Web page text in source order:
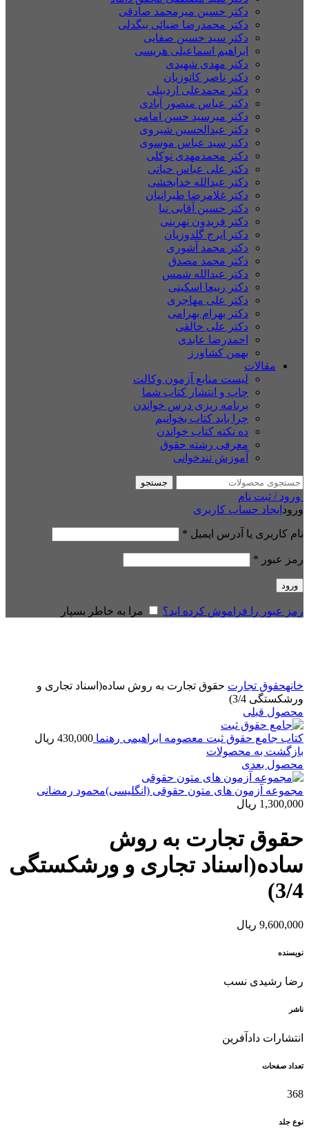
دکتر حسین میرمحمد صادقی
دکتر محمدرضا ضیائی بیگدلی
دکتر سید حسین صفایی
ابراهیم اسماعیلی هریسی
دکتر مهدی شهیدی
دکتر ناصر کاتوزیان
دکتر محمدعلی اردبیلی
دکتر عباس منصور آبادی
دکتر میرسید حسن امامی
دکتر عبدالحسین شیروی
دکتر سید عباس موسوی
دکتر محمدمهدی توکلی
دکتر علی عباس حیاتی
دکتر عبدالله خدابخشی
دکتر غلامرضا طیرانیان
دکتر حسین آقایی نیا
دکتر فریدون نهرینی
دکتر ایرج گلدوزیان
دکتر محمد آشوری
دکتر محمد مصدق
دکتر عبدالله شمس
دکتر ربیعا اسکینی
دکتر علی مهاجری
دکتر بهرام بهرامی
دکتر علی خالقی
احمدرضا عابدی
بهمن کشاورز
مقالات
لیست منابع آزمون وکالت
چاپ و انتشار کتاب شما
برنامه ریزی درس خواندن
چرا باید کتاب بخوانیم
ده نکته کتاب خواندن
معرفی رشته حقوق
آموزش تندخوانی
جستجو
ورود / ثبت نام
ورود ایجاد حساب کاربری
نام کاربری یا آدرس ایمیل *
رمز عبور *
ورود
رمز عبور را فراموش کرده اید؟ مرا به خاطر بسپار
خانهحقوق تجارت حقوق تجارت به روش ساده(اسناد تجاری و
ورشکستگی 3/4)
محصول قبلی
کتاب جامع حقوق ثبت معصومه ابراهیمی رهنما 430,000 ریال
بازگشت به محصولات
محصول بعدی
مجموعه آزمون های متون حقوقی (انگلیسی)محمود رمضانی
1,300,000 ریال
حقوق تجارت به روش
ساده(اسناد تجاری و ورشکستگی
3/4)
9,600,000 ریال
نویسنده
رضا رشیدی نسب
ناشر
انتشارات دادآفرین
تعداد صفحات
368
نوع جلد